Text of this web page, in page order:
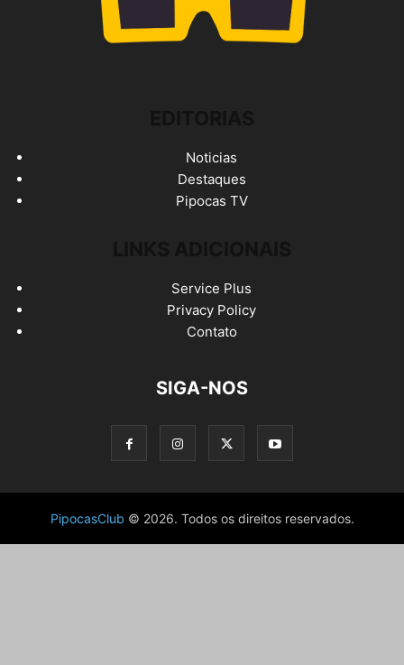
Noticias
Destaques
Pipocas TV
Service Plus
Privacy Policy
Contato
SIGA-NOS
PipocasClub © 2026. Todos os direitos reservados.